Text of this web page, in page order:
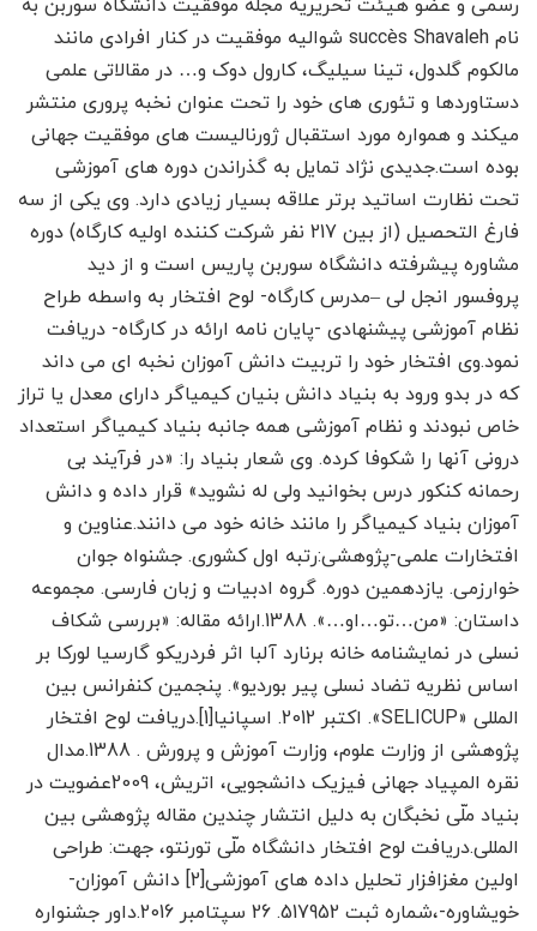
رسمی و عضو هیئت تحریریه مجله موفقیت دانشگاه سوربن به
نام succès Shavaleh شوالیه موفقیت در کنار افرادی مانند
مالکوم گلدول، تینا سیلیگ، کارول دوک و… در مقالاتی علمی
دستاوردها و تئوری های خود را تحت عنوان نخبه پروری منتشر
میکند و همواره مورد استقبال ژورنالیست های موفقیت جهانی
بوده است.جدیدی نژاد تمایل به گذراندن دوره های آموزشی
تحت نظارت اساتید برتر علاقه بسیار زیادی دارد. وی یکی از سه
فارغ التحصیل (از بین 217 نفر شرکت کننده اولیه کارگاه) دوره
مشاوره پیشرفته دانشگاه سوربن پاریس است و از دید
پروفسور انجل لی –مدرس کارگاه- لوح افتخار به واسطه طراح
نظام آموزشی پیشنهادی -پایان نامه ارائه در کارگاه- دریافت
نمود.وی افتخار خود را تربیت دانش آموزان نخبه ای می داند
که در بدو ورود به بنیاد دانش بنیان کیمیاگر دارای معدل یا تراز
خاص نبودند و نظام آموزشی همه جانبه بنیاد کیمیاگر استعداد
درونی آنها را شکوفا کرده. وی شعار بنیاد را: «در فرآیند بی
رحمانه کنکور درس بخوانید ولی له نشوید» قرار داده و دانش
آموزان بنیاد کیمیاگر را مانند خانه خود می دانند.عناوین و
افتخارات علمی-پژوهشی:رتبه اول کشوری. جشنواه جوان
خوارزمی. یازدهمین دوره. گروه ادبیات و زبان فارسی. مجموعه
داستان: «من…تو…او…». 1388.ارائه مقاله: «بررسی شکاف
نسلی در نمایشنامه خانه برنارد آلبا اثر فردریکو گارسیا لورکا بر
اساس نظریه تضاد نسلی پیر بوردیو». پنجمین کنفرانس بین
المللی «SELICUP». اکتبر 2012. اسپانیا[1].دریافت لوح افتخار
پژوهشی از وزارت علوم، وزارت آموزش و پرورش . 1388.مدال
نقره المپیاد جهانی فیزیک دانشجویی، اتریش، 2009عضویت در
بنیاد ملّی نخبگان به دلیل انتشار چندین مقاله پژوهشی بین
المللی.دریافت لوح افتخار دانشگاه ملّی تورنتو، جهت: طراحی
اولین مغزافزار تحلیل داده های آموزشی[2] دانش آموزان-
خویشاوره-،شماره ثبت 517952. 26 سپتامبر 2016.داور جشنواره